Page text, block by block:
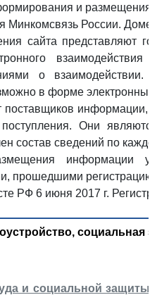
и
Минкомсвязь России.
сайта представляют
о
в форме электронных
информации,
Они
состав сведений по
информации
прошедшими регистрацию
РФ 6 июня 2017 г.
социальная
и социальной